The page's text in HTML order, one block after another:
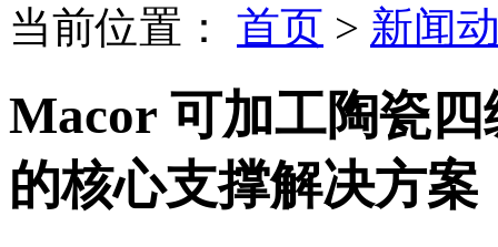
当前位置：
首页 > 新闻
Macor 可加工陶瓷
的核心支撑解决方案​